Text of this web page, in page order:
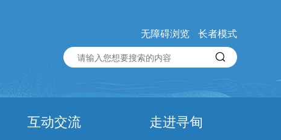
无障碍浏览 长者模式
互动交流 走进寻甸